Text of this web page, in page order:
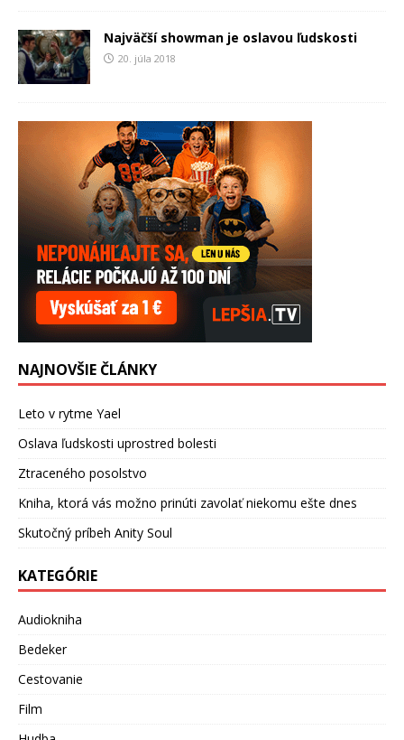
Najväčší showman je oslavou ľudskosti
20. júla 2018
NAJNOVŠIE ČLÁNKY
Leto v rytme Yael
Oslava ľudskosti uprostred bolesti
Ztraceného posolstvo
Kniha, ktorá vás možno prinúti zavolať niekomu ešte dnes
Skutočný príbeh Anity Soul
KATEGÓRIE
Audiokniha
Bedeker
Cestovanie
Film